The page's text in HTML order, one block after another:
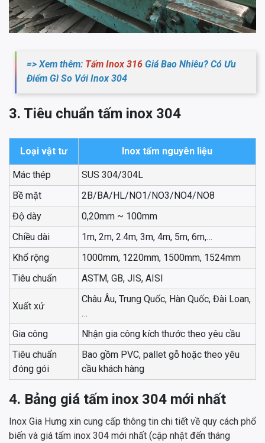
=> Xem thêm: Tấm Inox 316 Giá Bao Nhiêu? Có Ưu
Điểm Gì So Với Inox 304
3. Tiêu chuẩn tấm inox 304
Loại vật tư Inox tấm nguyên liệu
Mác thép
SUS 304/304L
Bề mặt
2B/BA/HL/NO1/NO3/NO4/NO8
Độ dày
0,20mm ~ 100mm
Chiều dài
1m, 2m, 2.4m, 3m, 4m, 5m, 6m,…
Khổ rộng
1000mm, 1220mm, 1500mm, 1524mm
Tiêu chuẩn
ASTM, GB, JIS, AISI
Xuất xứ
Châu Âu, Trung Quốc, Hàn Quốc, Đài Loan,
…
Gia công
Nhận gia công kích thước theo yêu cầu
Tiêu chuẩn
đóng gói
Bao gồm PVC, pallet gỗ hoặc theo yêu
cầu khách hàng
4. Bảng giá tấm inox 304 mới nhất
Inox Gia Hưng xin cung cấp thông tin chi tiết về quy cách phổ
biến và giá tấm inox 304 mới nhất (cập nhật đến tháng